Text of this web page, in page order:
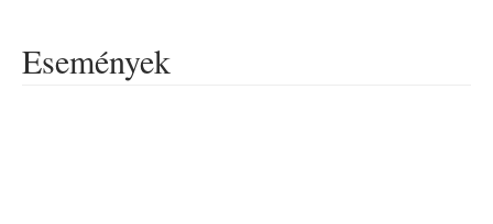
Események